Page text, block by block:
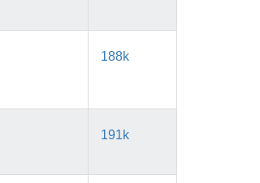
188k
191k